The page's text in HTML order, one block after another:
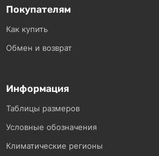
Покупателям
Как купить
Обмен и возврат
Информация
Таблицы размеров
Условные обозначения
Климатические регионы